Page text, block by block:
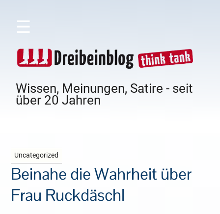
☰
Wissen, Meinungen, Satire - seit
über 20 Jahren
Uncategorized
Beinahe die Wahrheit über
Frau Ruckdäschl